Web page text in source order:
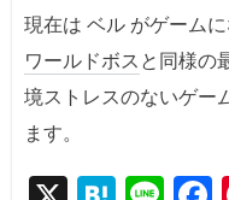
現在は ベル がゲーム
ワールドボスと同様の
境ストレスのないゲー
ます。